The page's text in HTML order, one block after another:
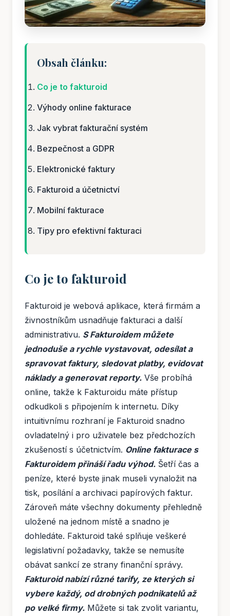
Obsah článku:
Co je to fakturoid
Výhody online fakturace
Jak vybrat fakturační systém
Bezpečnost a GDPR
Elektronické faktury
Fakturoid a účetnictví
Mobilní fakturace
Tipy pro efektivní fakturaci
Co je to fakturoid
Fakturoid je webová aplikace, která firmám a
živnostníkům usnadňuje fakturaci a další
administrativu. S Fakturoidem můžete
jednoduše a rychle vystavovat, odesílat a
spravovat faktury, sledovat platby, evidovat
náklady a generovat reporty. Vše probíhá
online, takže k Fakturoidu máte přístup
odkudkoli s připojením k internetu. Díky
intuitivnímu rozhraní je Fakturoid snadno
ovladatelný i pro uživatele bez předchozích
zkušeností s účetnictvím. Online fakturace s
Fakturoidem přináší řadu výhod. Šetří čas a
peníze, které byste jinak museli vynaložit na
tisk, posílání a archivaci papírových faktur.
Zároveň máte všechny dokumenty přehledně
uložené na jednom místě a snadno je
dohledáte. Fakturoid také splňuje veškeré
legislativní požadavky, takže se nemusíte
obávat sankcí ze strany finanční správy.
Fakturoid nabízí různé tarify, ze kterých si
vybere každý, od drobných podnikatelů až
po velké firmy. Můžete si tak zvolit variantu,